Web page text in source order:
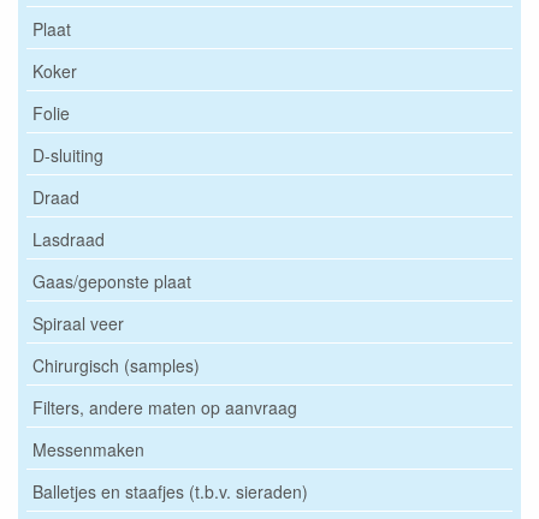
Plaat
Koker
Folie
D-sluiting
Draad
Lasdraad
Gaas/geponste plaat
Spiraal veer
Chirurgisch (samples)
Filters, andere maten op aanvraag
Messenmaken
Balletjes en staafjes (t.b.v. sieraden)